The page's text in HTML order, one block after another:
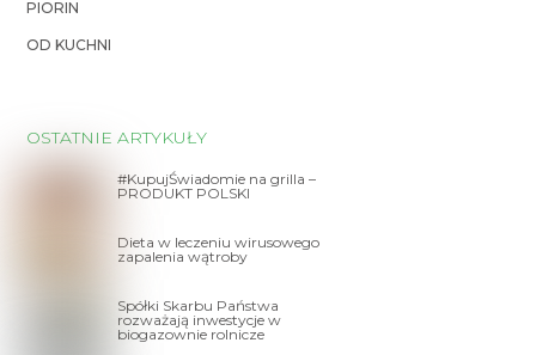
PIORIN
OD KUCHNI
OSTATNIE ARTYKUŁY
#KupujŚwiadomie na grilla –
PRODUKT POLSKI
Dieta w leczeniu wirusowego
zapalenia wątroby
Spółki Skarbu Państwa
rozważają inwestycje w
biogazownie rolnicze